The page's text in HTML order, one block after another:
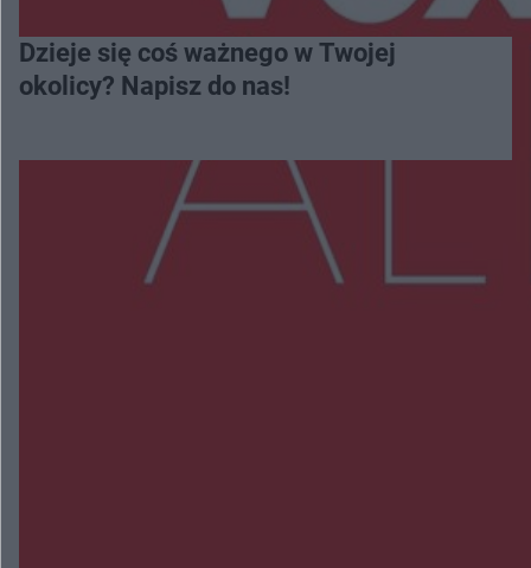
Dzieje się coś ważnego w Twojej
okolicy? Napisz do nas!
Więcej